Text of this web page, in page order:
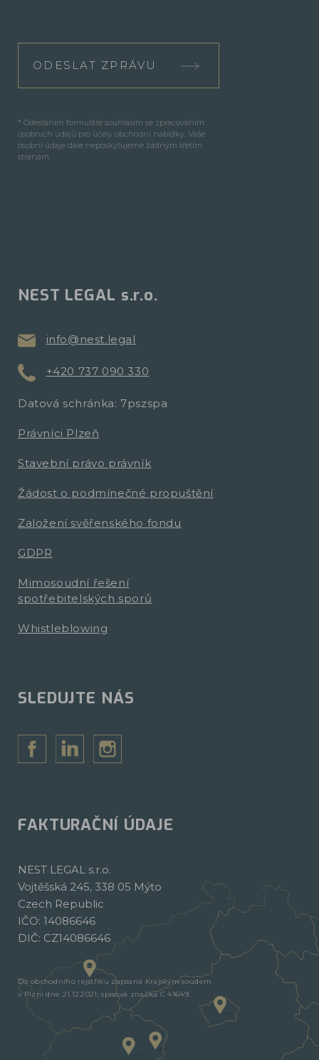
ODESLAT ZPRÁVU
* Odesláním formuláře souhlasím se zpracováním
osobních údajů pro účely obchodní nabídky. Vaše
osobní údaje dále neposkytujeme žádným třetím
stranám.
NEST LEGAL s.r.o.
info@nest.legal
+420 737 090 330
Datová schránka: 7pszspa
Právníci Plzeň
Stavební právo právník
Žádost o podmínečné propuštění
Založení svěřenského fondu
GDPR
Mimosoudní řešení
spotřebitelských sporů
Whistleblowing
SLEDUJTE NÁS
FAKTURAČNÍ ÚDAJE
NEST LEGAL s.r.o.
Vojtěšská 245, 338 05 Mýto
Czech Republic
IČO: 14086646
DIČ: CZ14086646
Do obchodního rejstříku zapsaná Krajským soudem
v Plzni dne 21.12.2021, spisová značka C 41649.